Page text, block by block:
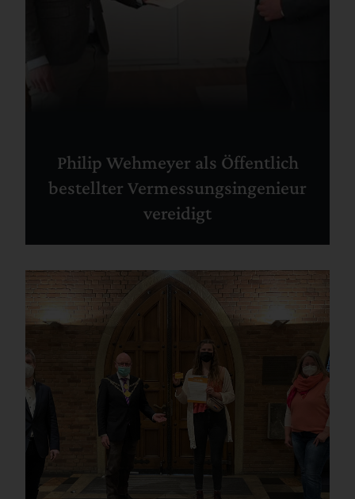
Philip Wehmeyer als Öffentlich
bestellter Vermessungsingenieur
vereidigt